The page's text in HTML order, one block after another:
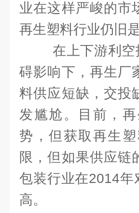
业在这样严峻的市
再生塑料行业仍旧
在上下游利空拖
碍影响下，再生厂
料供应短缺，交投
发尴尬。目前，
势，但获取再生
限，但如果供应链
包装行业在2014
高。